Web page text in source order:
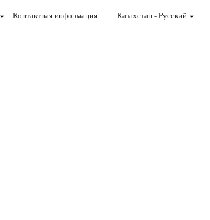
Контактная информация Казахстан-Pусский